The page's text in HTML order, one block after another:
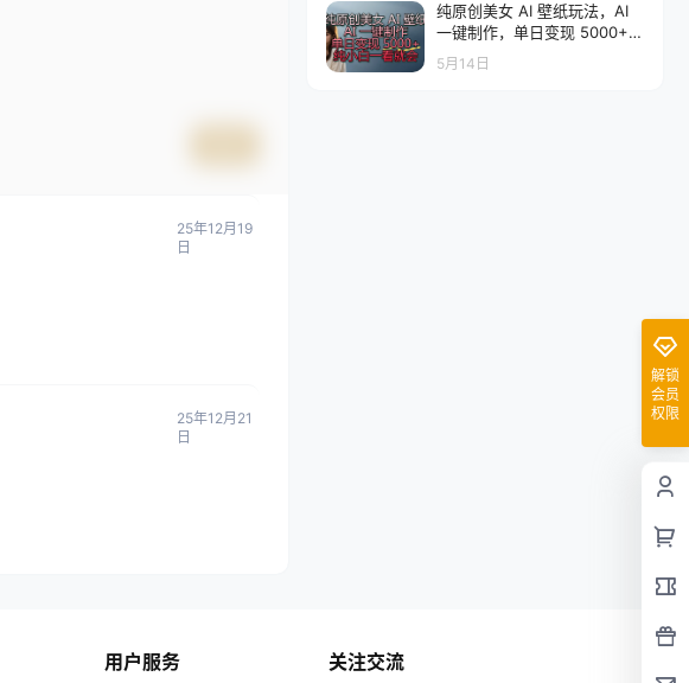
25年12月19
日
25年12月21
日
纯原创美女 AI 壁纸玩法，AI
一键制作，单日变现 5000+，
纯小白一看就会
5月14日
解锁
会员
权限
用户服务 关注交流